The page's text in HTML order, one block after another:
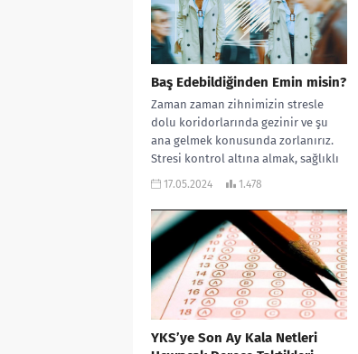
Baş Edebildiğinden Emin misin?
Zaman zaman zihnimizin stresle
dolu koridorlarında gezinir ve şu
ana gelmek konusunda zorlanırız.
Stresi kontrol altına almak, sağlıklı
baş etme...
17.05.2024 1.478
YKS’ye Son Ay Kala Netleri